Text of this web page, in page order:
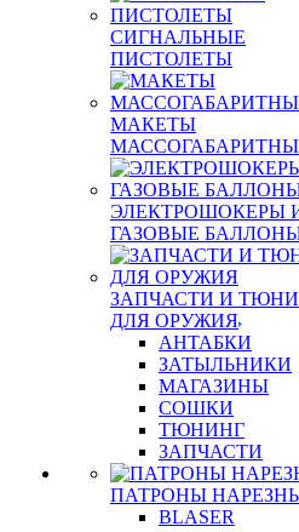
СИГНАЛЬНЫЕ
ПИСТОЛЕТЫ
МАКЕТЫ
ЭЛЕКТРОШОКЕРЫ
ГАЗОВЫЕ
ЗАПЧАСТИ И
ДЛЯ ОРУЖИЯ
АНТАБКИ
ЗАТЫЛЬНИКИ
МАГАЗИНЫ
СОШКИ
ТЮНИНГ
ЗАПЧАСТИ
ПАТРОНЫ
BLASER